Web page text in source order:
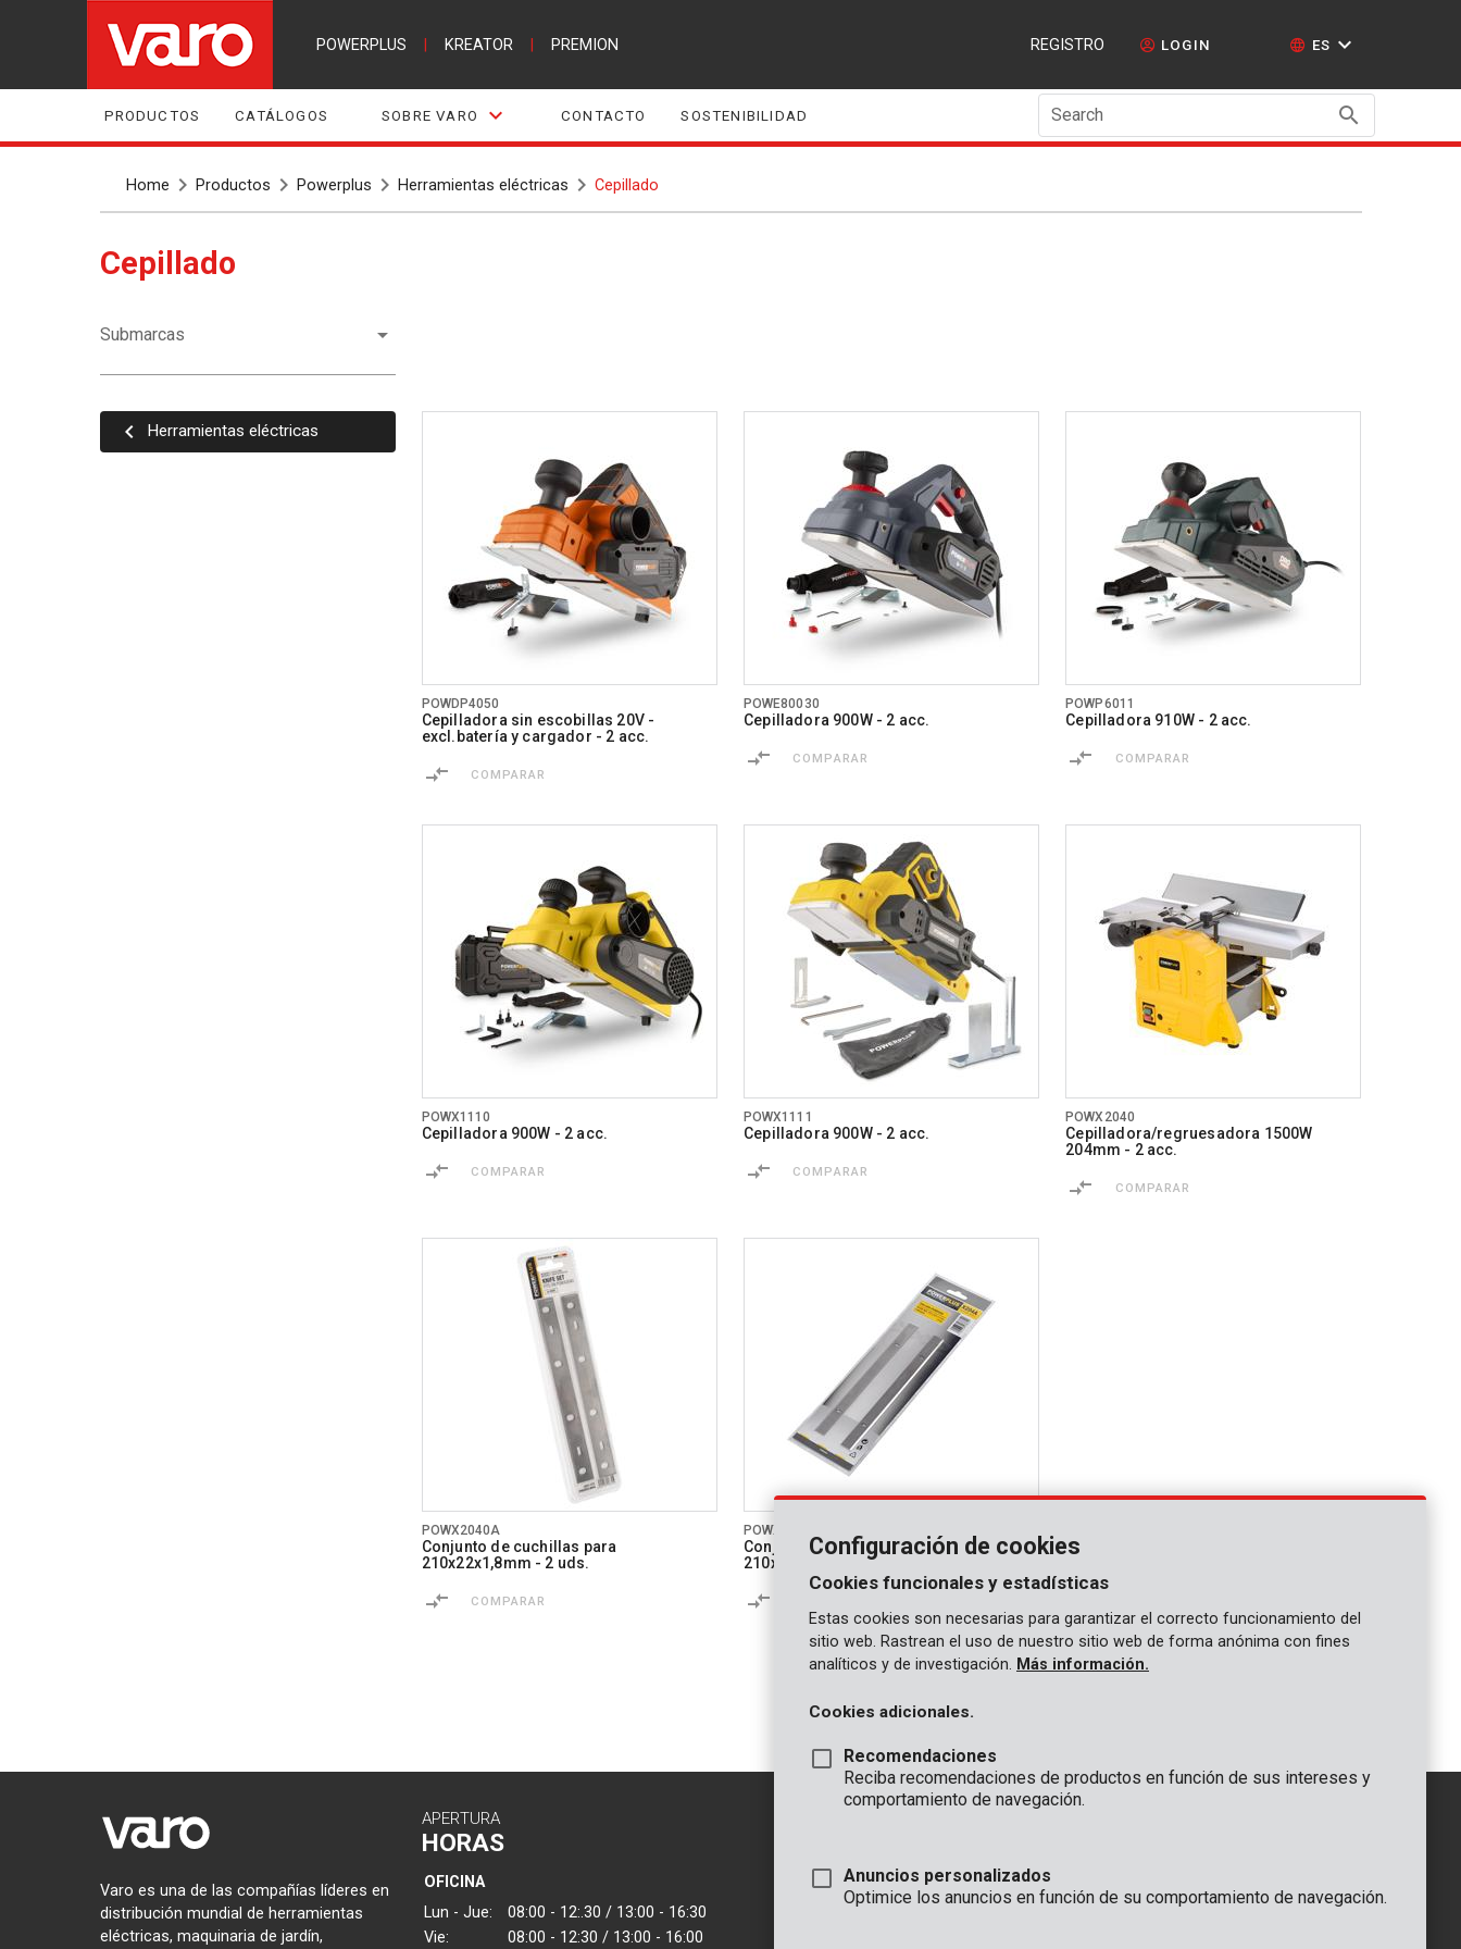
POWERPLUS KREATOR PREMION REGISTRO LOGIN ES
PRODUCTOS CATÁLOGOS SOBRE VARO CONTACTO SOSTENIBILIDAD Search
Home Productos Powerplus Herramientas eléctricas Cepillado
Cepillado
Submarcas
Herramientas eléctricas
POWDP4050
Cepilladora sin escobillas 20V -
excl.batería y cargador - 2 acc.
COMPARAR
POWE80030
Cepilladora 900W - 2 acc.
COMPARAR
POWP6011
Cepilladora 910W - 2 acc.
COMPARAR
POWX1110
Cepilladora 900W - 2 acc.
COMPARAR
POWX1111
Cepilladora 900W - 2 acc.
COMPARAR
POWX2040
Cepilladora/regruesadora 1500W
204mm - 2 acc.
COMPARAR
POWX2040A
Conjunto de cuchillas para
210x22x1,8mm - 2 uds.
COMPARAR
POWX204A
Conjunto de cuchillas para
210x16,5x1,5mm - 2 uds.
Varo es una de las compañías líderes en
distribución mundial de herramientas
eléctricas, maquinaria de jardín,
APERTURA
HORAS
OFICINA
Lun - Jue:
08:00 - 12:.30 / 13:00 - 16:30
Vie:
08:00 - 12:30 / 13:00 - 16:00
OFICINA
GENERAL
Configuración de cookies
Cookies funcionales y estadísticas
Estas cookies son necesarias para garantizar el correcto funcionamiento del
sitio web. Rastrean el uso de nuestro sitio web de forma anónima con fines
analíticos y de investigación. Más información.
Cookies adicionales.
Recomendaciones
Reciba recomendaciones de productos en función de sus intereses y
comportamiento de navegación.
Anuncios personalizados
Optimice los anuncios en función de su comportamiento de navegación.